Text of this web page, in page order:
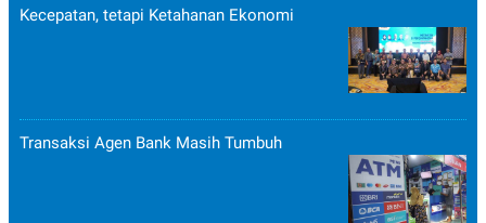
Kecepatan, tetapi Ketahanan Ekonomi
Transaksi Agen Bank Masih Tumbuh